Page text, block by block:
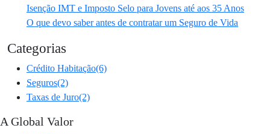
Isenção IMT e Imposto Selo para Jovens até aos 35 Anos
O que devo saber antes de contratar um Seguro de Vida
Categorias
Crédito Habitação(6)
Seguros(2)
Taxas de Juro(2)
A Global Valor